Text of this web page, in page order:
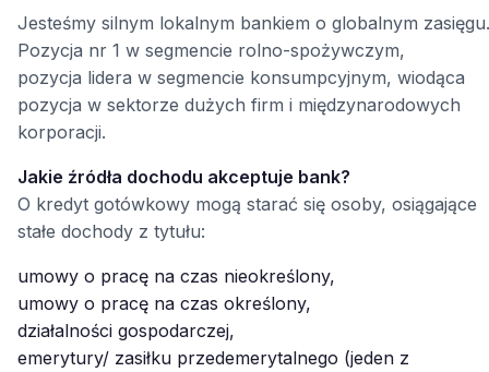
Jesteśmy silnym lokalnym bankiem o globalnym zasięgu.
Pozycja nr 1 w segmencie rolno-spożywczym,
pozycja lidera w segmencie konsumpcyjnym, wiodąca
pozycja w sektorze dużych firm i międzynarodowych
korporacji.
Jakie źródła dochodu akceptuje bank?
O kredyt gotówkowy mogą starać się osoby, osiągające
stałe dochody z tytułu:
umowy o pracę na czas nieokreślony,
umowy o pracę na czas określony,
działalności gospodarczej,
emerytury/ zasiłku przedemerytalnego (jeden z